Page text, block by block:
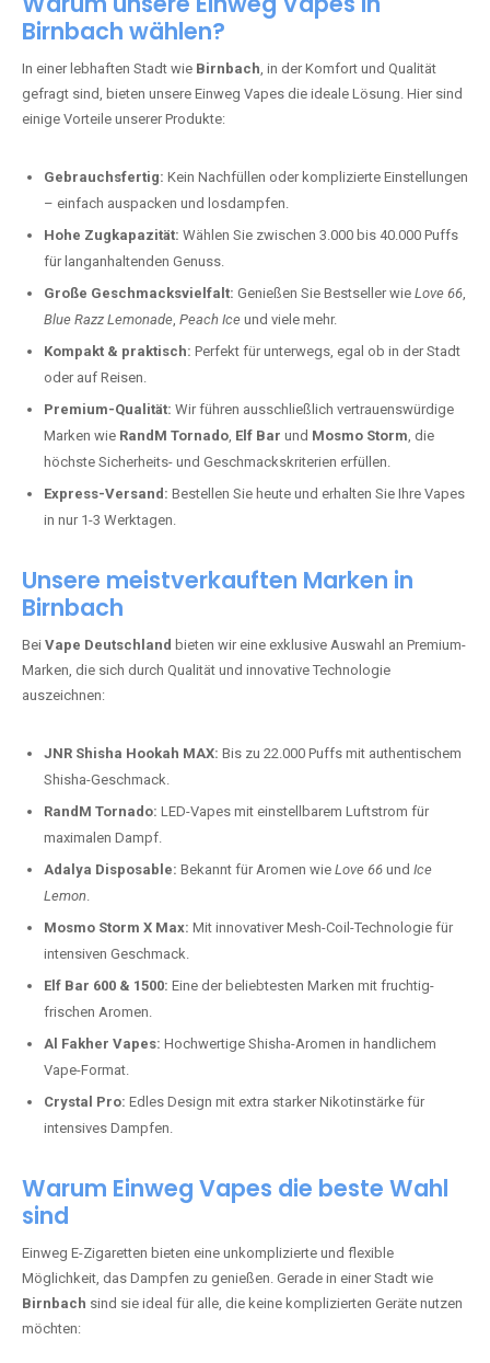
Birnbach wählen?
In einer lebhaften Stadt wie Birnbach, in der Komfort und Qualität
gefragt sind, bieten unsere Einweg Vapes die ideale Lösung. Hier sind
einige Vorteile unserer Produkte:
Gebrauchsfertig: Kein Nachfüllen oder komplizierte Einstellungen
– einfach auspacken und losdampfen.
Hohe Zugkapazität: Wählen Sie zwischen 3.000 bis 40.000 Puffs
für langanhaltenden Genuss.
Große Geschmacksvielfalt: Genießen Sie Bestseller wie Love 66,
Blue Razz Lemonade, Peach Ice und viele mehr.
Kompakt & praktisch: Perfekt für unterwegs, egal ob in der Stadt
oder auf Reisen.
Premium-Qualität: Wir führen ausschließlich vertrauenswürdige
Marken wie RandM Tornado, Elf Bar und Mosmo Storm, die
höchste Sicherheits- und Geschmackskriterien erfüllen.
Express-Versand: Bestellen Sie heute und erhalten Sie Ihre Vapes
in nur 1-3 Werktagen.
Unsere meistverkauften Marken in
Birnbach
Bei Vape Deutschland bieten wir eine exklusive Auswahl an Premium-
Marken, die sich durch Qualität und innovative Technologie
auszeichnen:
JNR Shisha Hookah MAX: Bis zu 22.000 Puffs mit authentischem
Shisha-Geschmack.
RandM Tornado: LED-Vapes mit einstellbarem Luftstrom für
maximalen Dampf.
Adalya Disposable: Bekannt für Aromen wie Love 66 und Ice
Lemon.
Mosmo Storm X Max: Mit innovativer Mesh-Coil-Technologie für
intensiven Geschmack.
Elf Bar 600 & 1500: Eine der beliebtesten Marken mit fruchtig-
frischen Aromen.
Al Fakher Vapes: Hochwertige Shisha-Aromen in handlichem
Vape-Format.
Crystal Pro: Edles Design mit extra starker Nikotinstärke für
intensives Dampfen.
Warum Einweg Vapes die beste Wahl
sind
Einweg E-Zigaretten bieten eine unkomplizierte und flexible
Möglichkeit, das Dampfen zu genießen. Gerade in einer Stadt wie
Birnbach sind sie ideal für alle, die keine komplizierten Geräte nutzen
möchten: